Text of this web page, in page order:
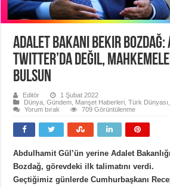
Adalet bakanı Bekir
Twitter’da değil,
bulsun
Editör
1 Şubat 2022
Dünya ,Gündem Manşet Haberleri ,Türk Dünyası
Yorum bırak
709 Görüntülenme
Abdulhamit Gül’ün yerine Adalet
Bozdağ, görevdeki ilk talimatını verdi.
Geçtiğimiz günlerde Cumhurbaşkanı